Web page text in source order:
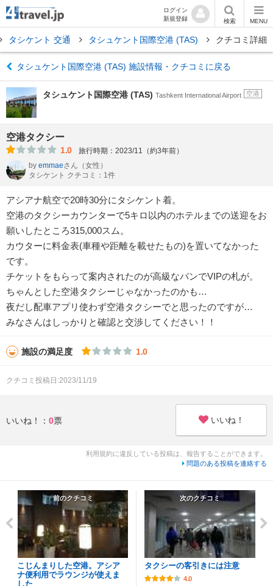
ログイン
新規登録
検索 MENU
タシケント 交通 タシュケント国際空港 (TAS) クチコミ詳細
タシュケント国際空港 (TAS) 施設情報・クチコミに戻る
タシュケント国際空港 (TAS) Tashkent International Airport 空港
空港タクシー
1.0
旅行時期：2023/11（約3年前）
by emmaeさん （女性）
タシケント クチコミ：1件
アシアナ航空で20時30分にタシケント着。
空港のタクシーカウンターで5キロ以内のホテルまでの送迎をお
願いしたところ315,000スム。
カウターに料金表(車種や距離を載せたもの)を置いてなかった
です。
チケットをもらって案内されたのが高級なバンでVIPの札が。
ちゃんとした空港タクシーじゃなかったのかも…
夜だし配車アプリ使わず空港タクシーでと思ったのですが…
みなさんはしっかりと確認と交渉してください！！
施設の満足度 1.0
クチコミ投稿日:2023/11/19
いいね！： 0票 いいね！
利用規約に違反している投稿は、報告することができます。
問題のある投稿を連絡する
前のクチコミ
こじんまりした空港。アシア
ナ便利用でラウンジが使えま
した
次のクチコミ
タクシーの客引きには注意
4.0